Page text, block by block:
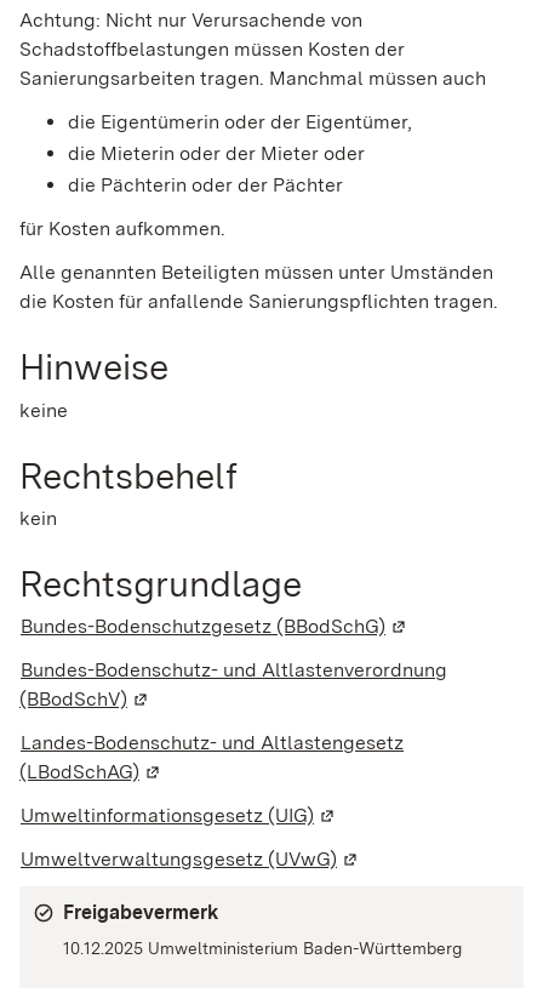
Achtung: Nicht nur Verursachende von
Schadstoffbelastungen müssen Kosten der
Sanierungsarbeiten tragen. Manchmal müssen auch
die Eigentümerin oder der Eigentümer,
die Mieterin oder der Mieter oder
die Pächterin oder der Pächter
für Kosten aufkommen.
Alle genannten Beteiligten müssen unter Umständen
die Kosten für anfallende Sanierungspflichten tragen.
Hinweise
keine
Rechtsbehelf
kein
Rechtsgrundlage
Bundes-Bodenschutzgesetz (BBodSchG) (Wird in einem
Bundes-Bodenschutz- und Altlastenverordnung
(BBodSchV) (Wird in einem neuen Fenster geöffnet)
Landes-Bodenschutz- und Altlastengesetz
(LBodSchAG) (Wird in einem neuen Fenster geöffnet)
Umweltinformationsgesetz (UIG) (Wird in einem neuen
Umweltverwaltungsgesetz (UVwG) (Wird in einem neuen
Freigabevermerk
10.12.2025 Umweltministerium Baden-Württemberg